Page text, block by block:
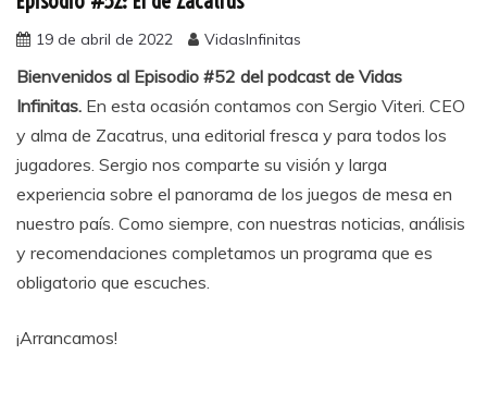
19 de abril de 2022 VidasInfinitas
Bienvenidos al Episodio #52 del podcast de Vidas
Infinitas. En esta ocasión contamos con Sergio Viteri. CEO
y alma de Zacatrus, una editorial fresca y para todos los
jugadores. Sergio nos comparte su visión y larga
experiencia sobre el panorama de los juegos de mesa en
nuestro país. Como siempre, con nuestras noticias, análisis
y recomendaciones completamos un programa que es
obligatorio que escuches.
¡Arrancamos!